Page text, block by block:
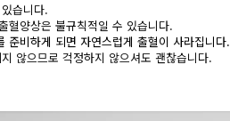
습니다.
혈양상은 불규칙적일 수 있습니다.
비하게 되면 자연스럽게 출혈이 사라집니다.
않으므로 걱정하지 않으셔도 괜찮습니다.